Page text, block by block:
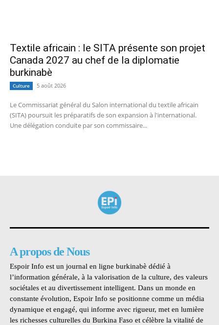
Textile africain : le SITA présente son projet
Canada 2027 au chef de la diplomatie
burkinabè
Culture 5 août 2026
Le Commissariat général du Salon international du textile africain
(SITA) poursuit les préparatifs de son expansion à l'international.
Une délégation conduite par son commissaire...
A propos de Nous
Espoir Info est un journal en ligne burkinabè dédié à
l’information générale, à la valorisation de la culture, des valeurs
sociétales et au divertissement intelligent. Dans un monde en
constante évolution, Espoir Info se positionne comme un média
dynamique et engagé, qui informe avec rigueur, met en lumière
les richesses culturelles du Burkina Faso et célèbre la vitalité de